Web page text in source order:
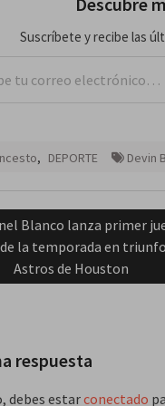
Suscríbete y recibe las
, DEPORTE Devin
Blanco lanza primer
la temporada en
Astros de Houston
respuesta
debes estarconectado